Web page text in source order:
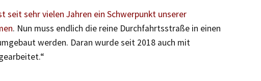
seit sehr vielen Jahren ein Schwerpunkt unserer
. Nun muss endlich die reine Durchfahrtsstraße in einen
werden. Daran wurde seit 2018 auch mit